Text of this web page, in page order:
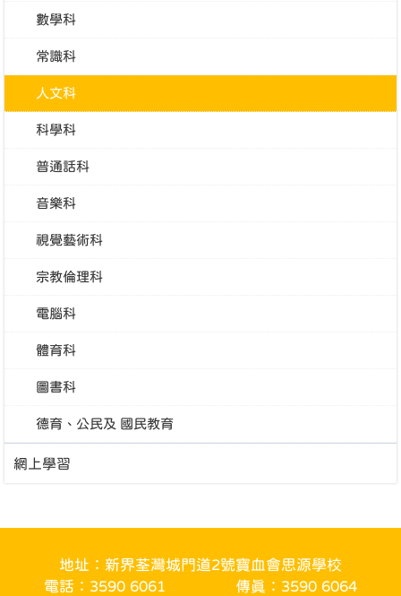
數學科
常識科
人文科
科學科
普通話科
音樂科
視覺藝術科
宗教倫理科
電腦科
體育科
圖書科
德育、公民及 國民教育
網上學習
地址：新界荃灣城門道2號寶血會思源學校
電話：3590 6061
傳真：3590 6064